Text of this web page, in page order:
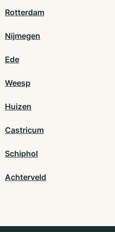
Rotterdam
Nijmegen
Ede
Weesp
Huizen
Castricum
Schiphol
Achterveld